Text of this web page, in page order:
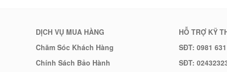
DỊCH VỤ MUA HÀNG
Chăm Sóc Khách Hàng
Chính Sách Bảo Hành
HỖ TRỢ KỸ
SĐT: 0981
SĐT: